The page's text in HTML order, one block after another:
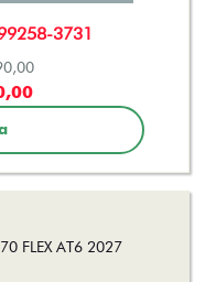
3731
FLEX AT6 2027